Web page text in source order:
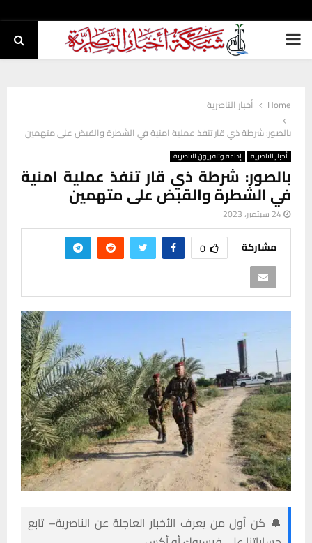
PRIMARY
Home
أخبار الناصرية
بالصور: شرطة ذي قار تنفذ عملية امنية في الشطرة والقبض على متهمين
أخبار الناصرية إذاعة وتلفزيون الناصرية
بالصور: شرطة ذي قار تنفذ عملية امنية
في الشطرة والقبض على متهمين
24 سبتمبر، 2023
مشاركة 0
🔔 كن أول من يعرف الأخبار العاجلة عن الناصرية– تابع